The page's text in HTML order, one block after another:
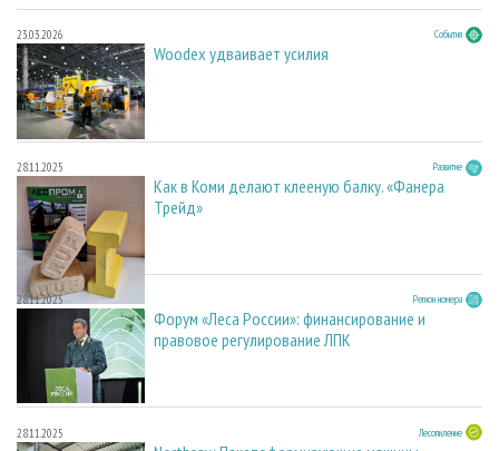
23.03.2026 События
Woodex удваивает усилия
28.11.2025 Развитие
Как в Коми делают клееную балку. «Фанера
Трейд»
28.11.2025 Регион номера
Форум «Леса России»: финансирование и
правовое регулирование ЛПК
28.11.2025 Лесопиление